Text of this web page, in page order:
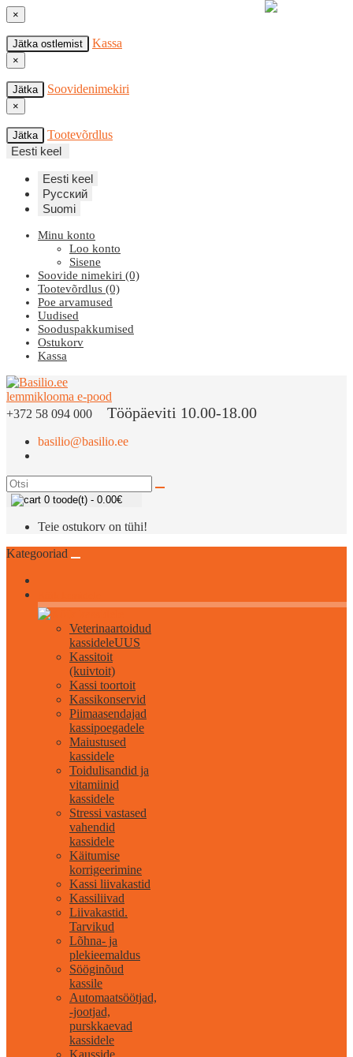
×
Jätka ostlemist Kassa
×
Jätka Soovidenimekiri
×
Jätka
Tootevõrdlus
Eesti keel
Eesti keel
Русский
Suomi
Minu konto
Loo konto
Sisene
Soovide nimekiri (0)
Tootevõrdlus (0)
Poe arvamused
Uudised
Sooduspakkumised
Ostukorv
Kassa
+372 58 094 000 Tööpäeviti 10.00-18.00
basilio@basilio.ee
0 toode(t) - 0.00€
Teie ostukorv on tühi!
Kategooriad
Veterinaartoidud
kassideleUUS
Kassitoit
(kuivtoit)
Kassi toortoit
Kassikonservid
Piimaasendajad
kassipoegadele
Maiustused
kassidele
Toidulisandid ja
vitamiinid
kassidele
Stressi vastased
vahendid
kassidele
Käitumise
korrigeerimine
Kassi liivakastid
Kassiliivad
Liivakastid.
Tarvikud
Lõhna- ja
plekieemaldus
Sööginõud
kassile
Automaatsöötjad,
-jootjad,
purskkaevad
kassidele
Kausside